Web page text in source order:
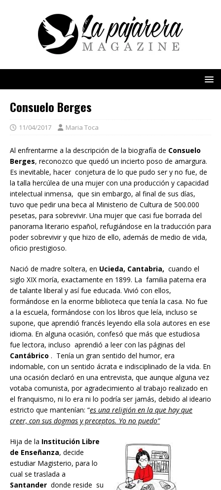
Consuelo Berges
11/04/2017 Maria Toca
Al enfrentarme a la descripción de la biografía de Consuelo
Berges, reconozco que quedó un incierto poso de amargura.
Es inevitable, hacer conjetura de lo que pudo ser y no fue, de
la talla hercúlea de una mujer con una producción y capacidad
intelectual inmensa, que sin embargo, al final de sus días,
tuvo que pedir una beca al Ministerio de Cultura de 500.000
pesetas, para sobrevivir. Una mujer que casi fue borrada del
panorama literario español, refugiándose en la traducción para
poder sobrevivir y que hizo de ello, además de medio de vida,
oficio prestigioso.
Nació de madre soltera, en Ucieda, Cantabria, cuando el
siglo XIX moría, exactamente en 1899. La familia paterna era
de talante liberal y así fue educada. Vivió con ellos,
formándose en la enorme biblioteca que tenía la casa. No fue
a la escuela, formándose con los libros que leía, incluso se
supone, que aprendió francés leyendo ella sola autores en ese
idioma. En alguna ocasión, confesó que más que estudiosa
fue lectora, incluso aprendió a leer con las páginas del
Cantábrico . Tenía un gran sentido del humor, era
indomable, con un sentido ácrata e indisciplinado de la vida. En
una ocasión declaró en una entrevista, que aunque alguna vez
votaba comunista, por agradecimiento al trabajo realizado en
el franquismo, ni lo era ni lo podría ser jamás, debido al ideario
estricto que mantenían: “es una religión en la que hay que
creer, con sus dogmas y preceptos. Yo no puedo”
Hija de la Institución Libre
de Enseñanza, decide
estudiar Magisterio, para lo
cual se traslada a
Santander donde reside su